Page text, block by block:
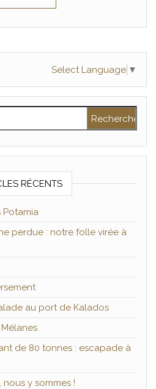
Select Language ▼
RÉCENTS
Potamia
perdue : notre folle virée à
au port de Kalados
de 80 tonnes : escapade à
nous y sommes !